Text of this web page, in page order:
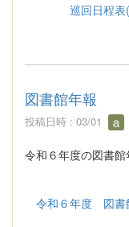
巡回日程
図書館年報
投稿日時 : 03/01
令和６年度の図書館
令和６年度 図書